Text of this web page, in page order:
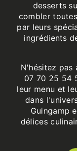
desserts
combler
par leurs
ingrédients
N'hésitez pas
07 70 25 54
leur menu et
dans
Guingamp
délices